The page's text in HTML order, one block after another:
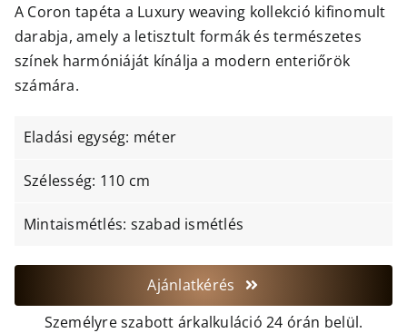
A Coron tapéta a Luxury weaving kollekció kifinomult
darabja, amely a letisztult formák és természetes
színek harmóniáját kínálja a modern enteriőrök
számára.
Eladási egység: méter
Szélesség: 110 cm
Mintaismétlés: szabad ismétlés
Ajánlatkérés
Személyre szabott árkalkuláció 24 órán belül.